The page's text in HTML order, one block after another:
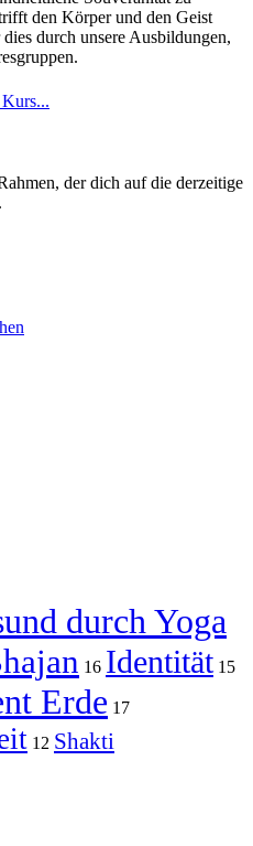
den Körper und den Geist
durch unsere Ausbildungen,
der dich auf die derzeitige
durch Yoga
16 Identität 15
Erde 17
12 Shakti